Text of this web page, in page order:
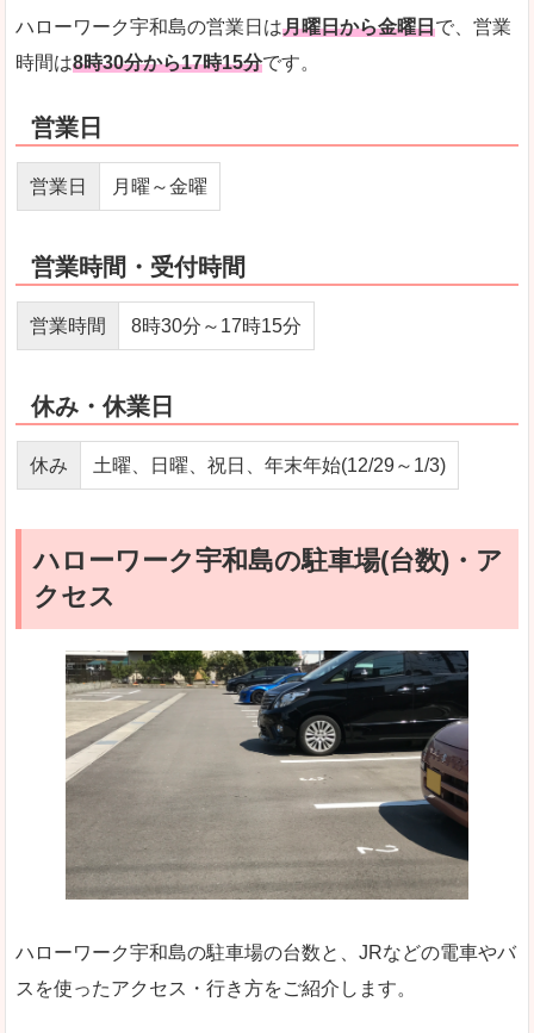
ハローワーク宇和島の営業日は月曜日から金曜日で、営業
時間は8時30分から17時15分です。
営業日
営業日 月曜～金曜
営業時間・受付時間
営業時間 8時30分～17時15分
休み・休業日
休み 土曜、日曜、祝日、年末年始(12/29～1/3)
ハローワーク宇和島の駐車場(台数)・ア
クセス
ハローワーク宇和島の駐車場の台数と、JRなどの電車やバ
スを使ったアクセス・行き方をご紹介します。